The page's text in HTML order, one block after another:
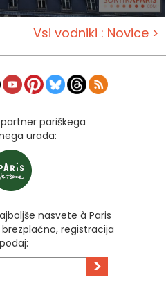
Vsi vodniki : Novice >
pariškega
urada:
nasvete à Paris
registracija
>